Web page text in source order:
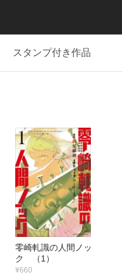
スタンプ付き作品
零崎軋識の人間ノッ
ク （1）
¥660